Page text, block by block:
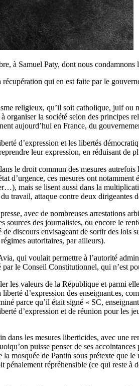
à Samuel Paty, dont nous condamnons
qui en est faite par le
religieux, qu’il soit catholique, juif
organiser la société selon des
aujourd’hui en France, du
d’expression et les libertés
leur expression, en réduisant de
le droit commun des mesures
d’urgence, ces mesures ont
mais se lisent aussi dans la
travail, attaque contre deux dirigeantes
avec de nombreuses arrestations
sources des journalistes, ou encore le
discours envisageant de sortir des
autoritaires, par ailleurs).
qui voulait permettre à l’autorité
le Conseil Constitutionnel, qui n’est
les valeurs de la République et parmi
d’expression des enseignant.es,
parce qu’il était signé « SC,
d’expression et de réunion pour
dans les mesures liberticides, avec une
puisse penser de ses
mosquée de Pantin sous prétexte que
pénalement répréhensible (ce qui reste